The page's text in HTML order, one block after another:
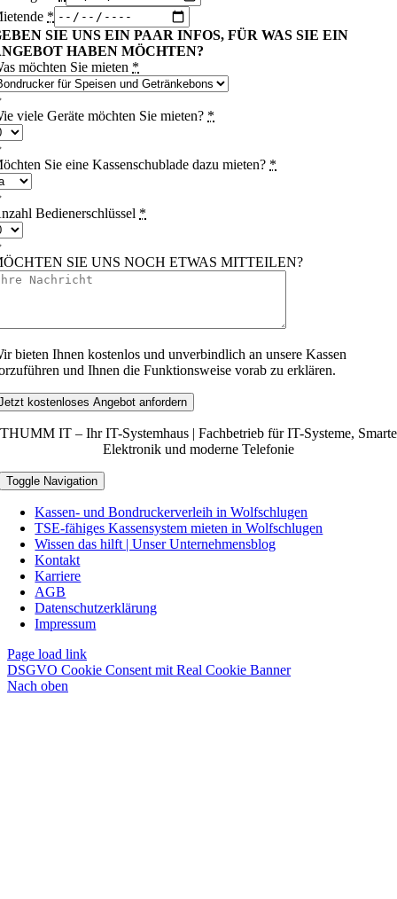
*
SIE UNS EIN PAAR INFOS, FÜR WAS SIE EIN
HABEN MÖCHTEN?
möchten Sie mieten *
viele Geräte möchten Sie mieten? *
Sie eine Kassenschublade dazu mieten? *
Bedienerschlüssel *
SIE UNS NOCH ETWAS MITTEILEN?
bieten Ihnen kostenlos und unverbindlich an unsere Kassen
und Ihnen die Funktionsweise vorab zu erklären.
kostenloses Angebot anfordern
THUMM IT – Ihr IT-Systemhaus | Fachbetrieb für IT-Systeme, Smarte
Elektronik und moderne Telefonie
Toggle Navigation
Kassen- und Bondruckerverleih in Wolfschlugen
TSE‑fähiges Kassensystem mieten in Wolfschlugen
Wissen das hilft | Unser Unternehmensblog
Kontakt
Karriere
AGB
Datenschutzerklärung
Impressum
Page load link
DSGVO Cookie Consent mit Real Cookie Banner
Nach oben